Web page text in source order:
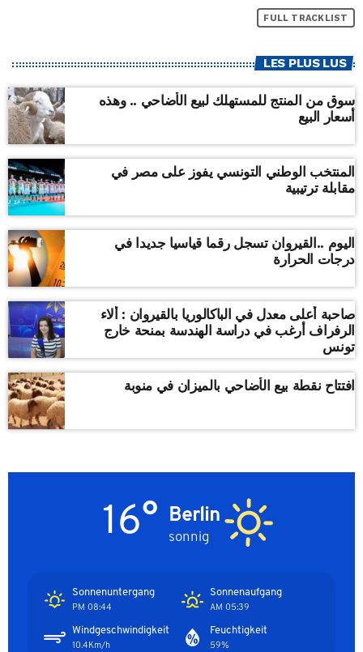
FULL TRACKLIST
LES PLUS LUS
سوق من المنتج للمستهلك لبيع الأضاحي .. وهذه
أسعار البيع
المنتخب الوطني التونسي يفوز على مصر في
مقابلة ترتيبية
اليوم ..القيروان تسجل رقما قياسيا جديدا في
درجات الحرارة
صاحبة أعلى معدل في الباكالوريا بالقيروان : ألاء
الرفراف أرغب في دراسة الهندسة بمنحة خارج
تونس
افتتاح نقطة بيع الأضاحي بالميزان في منوبة
Berlin
sonnig
16°
Sonnenaufgang
05:39 AM
Sonnenuntergang
08:44 PM
Feuchtigkeit
59%
Windgeschwindigkeit
10.4Km/h